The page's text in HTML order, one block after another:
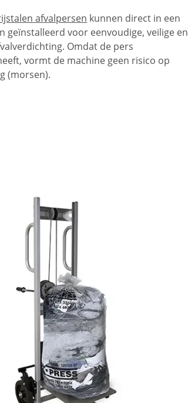
afvalpersen kunnen direct in een
geïnstalleerd voor eenvoudige, veilige en
Omdat de pers
vormt de machine geen risico op
(morsen).